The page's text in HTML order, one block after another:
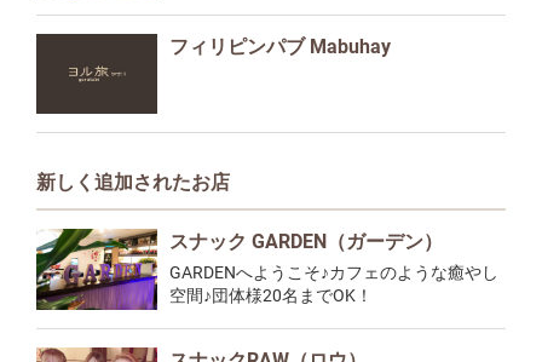
フィリピンパブ Mabuhay
新しく追加されたお店
スナック GARDEN（ガーデン）
GARDENへようこそ♪カフェのような癒やし
空間♪団体様20名までOK！